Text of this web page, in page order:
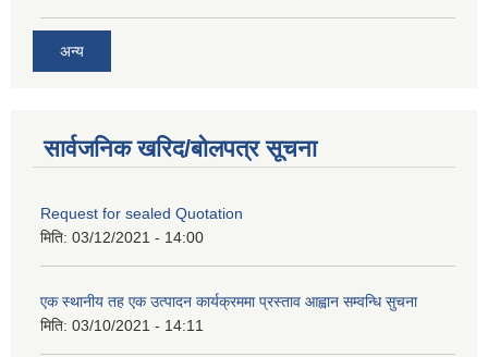
अन्य
सार्वजनिक खरिद/बोलपत्र सूचना
Request for sealed Quotation
मिति: 03/12/2021 - 14:00
एक स्थानीय तह एक उत्पादन कार्यक्रममा प्रस्ताव आह्वान सम्वन्धि सुचना
मिति: 03/10/2021 - 14:11